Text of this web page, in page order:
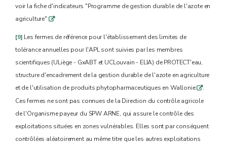
voir la fiche d'indicateurs "Programme de gestion durable de l'azote en
agriculture" q
[9] Les fermes de référence pour l'établissement des limites de
tolérance annuelles pour l'APL sont suivies par les membres
scientifiques (ULiège - GxABT et UCLouvain - ELIA) de PROTECT'eau,
structure d'encadrement de la gestion durable de l'azote en agriculture
et de l'utilisation de produits phytopharmaceutiques en Wallonieq.
Ces fermes ne sont pas connues de la Direction du contrôle agricole
de l'Organisme payeur du SPW ARNE, qui assure le contrôle des
exploitations situées en zones vulnérables. Elles sont par conséquent
contrôlées aléatoirement au même titre que les autres exploitations